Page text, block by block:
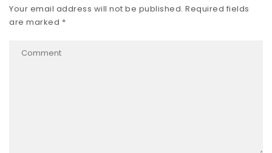
Your email address will not be published. Required fields
are marked *